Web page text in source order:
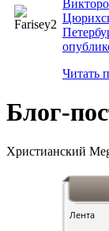
Читать
Блог-
Христианский
Лента